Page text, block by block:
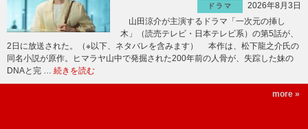
ドラマ
2026年8月3日
山田涼介が主演するドラマ「一次元の挿し
木」（読売テレビ・日本テレビ系）の第5話が、
2日に放送された。（※以下、ネタバレを含みます） 本作は、松下龍之介氏の
同名小説が原作。ヒマラヤ山中で発掘された200年前の人骨が、失踪した妹の
DNAと完 … 続きを読む
more »